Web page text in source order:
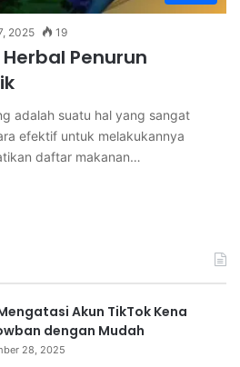
2025 19
Penurun
adalah suatu hal yang sangat
efektif untuk melakukannya
daftar makanan…
Akun TikTok Kena
dengan Mudah
28, 2025